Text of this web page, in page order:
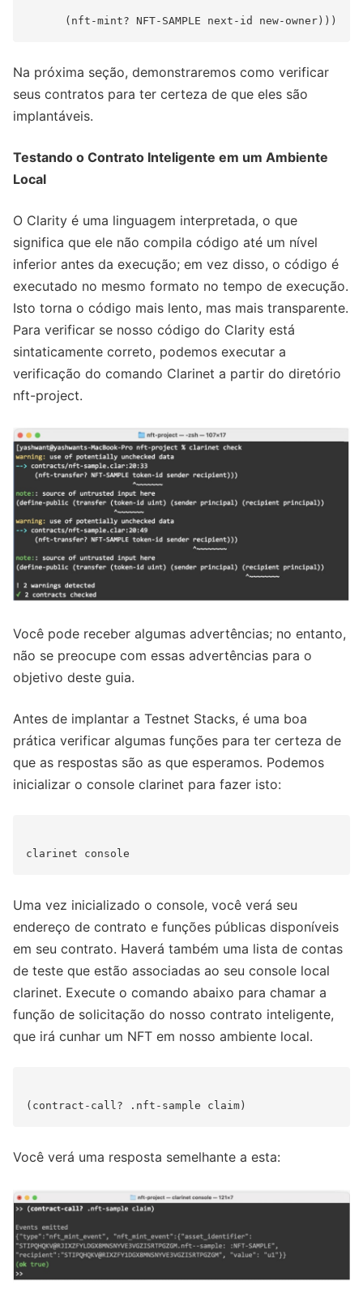
Na próxima seção, demonstraremos como verificar
seus contratos para ter certeza de que eles são
implantáveis.
Testando o Contrato Inteligente em um Ambiente
Local
O Clarity é uma linguagem interpretada, o que
significa que ele não compila código até um nível
inferior antes da execução; em vez disso, o código é
executado no mesmo formato no tempo de execução.
Isto torna o código mais lento, mas mais transparente.
Para verificar se nosso código do Clarity está
sintaticamente correto, podemos executar a
verificação do comando Clarinet a partir do diretório
nft-project.
Você pode receber algumas advertências; no entanto,
não se preocupe com essas advertências para o
objetivo deste guia.
Antes de implantar a Testnet Stacks, é uma boa
prática verificar algumas funções para ter certeza de
que as respostas são as que esperamos. Podemos
inicializar o console clarinet para fazer isto:
Uma vez inicializado o console, você verá seu
endereço de contrato e funções públicas disponíveis
em seu contrato. Haverá também uma lista de contas
de teste que estão associadas ao seu console local
clarinet. Execute o comando abaixo para chamar a
função de solicitação do nosso contrato inteligente,
que irá cunhar um NFT em nosso ambiente local.
Você verá uma resposta semelhante a esta: